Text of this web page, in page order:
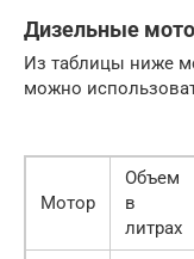
Дизельные
Из таблицы ниже
можно
Мотор
Объем
в
литрах